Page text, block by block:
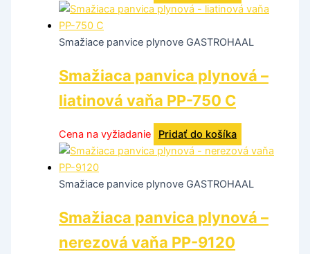
Smažiace panvice plynove GASTROHAAL
Smažiaca panvica plynová –
liatinová vaňa PP-750 C
Cena na vyžiadanie Pridať do košíka
Smažiace panvice plynove GASTROHAAL
Smažiaca panvica plynová –
nerezová vaňa PP-9120